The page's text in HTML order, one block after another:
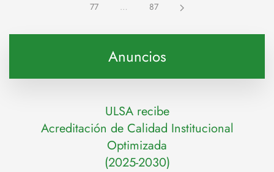
77
… 87
Anuncios
ULSA recibe
Acreditación de Calidad Institucional
Optimizada
(2025-2030)